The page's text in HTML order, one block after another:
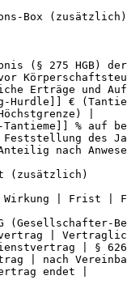
Box (zusätzlich)
(§ 275 HGB)
Erträge und
Hurdle]] €
|
% auf
des
nach
(zusätzlich)
Wirkung | Frist |
|
| §
| nach
endet |